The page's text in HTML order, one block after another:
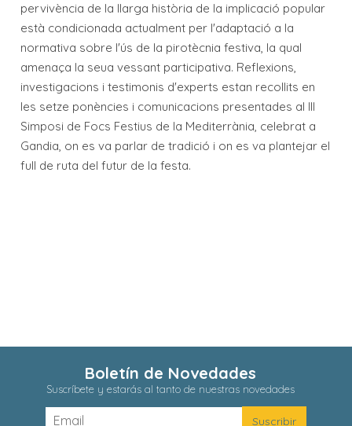
pervivència de la llarga història de la implicació popular
està condicionada actualment per l'adaptació a la
normativa sobre l'ús de la pirotècnia festiva, la qual
amenaça la seua vessant participativa. Reflexions,
investigacions i testimonis d'experts estan recollits en
les setze ponències i comunicacions presentades al III
Simposi de Focs Festius de la Mediterrània, celebrat a
Gandia, on es va parlar de tradició i on es va plantejar el
full de ruta del futur de la festa.
Boletín de Novedades
Suscríbete y estarás al tanto de nuestras novedades